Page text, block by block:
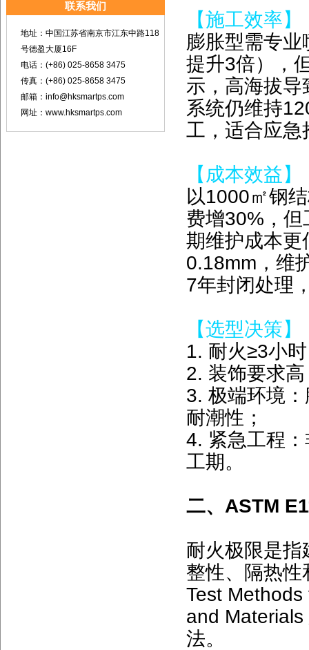
联系我们
地址：中国江苏省南京市江东中路118
号德盈大厦16F
电话：(+86) 025-8658 3475
传真：(+86) 025-8658 3475
邮箱：info@hksmartps.com
网址：www.hksmartps.com
【施工效率】
膨胀型需专
提升3倍），
示，高海拔
系统仍维持
工，适合应急
【成本效益】
以1000㎡钢
费增30%，
期维护成本更
0.18mm，维
7年封闭处理
【选型决策】
1. 耐火≥3小
2. 装饰要求
3. 极端环境
耐潮性；
4. 紧急工程
工期。
二、ASTM
耐火极限是
整性、隔热
Test
and
法。